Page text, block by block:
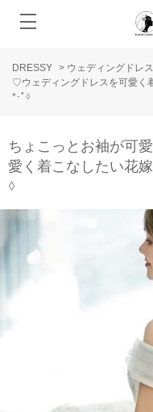
DRESSY > ウェディングドレス
♡ウェディングドレスを可愛く
*･ﾟ♢
ちょこっとお袖が可
愛く着こなしたい花
♢